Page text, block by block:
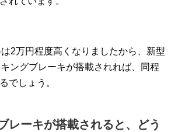
2万円程度高くなりましたから、新型
ングブレーキが搭載されれば、同程
でしょう。
レーキが搭載されると、どう